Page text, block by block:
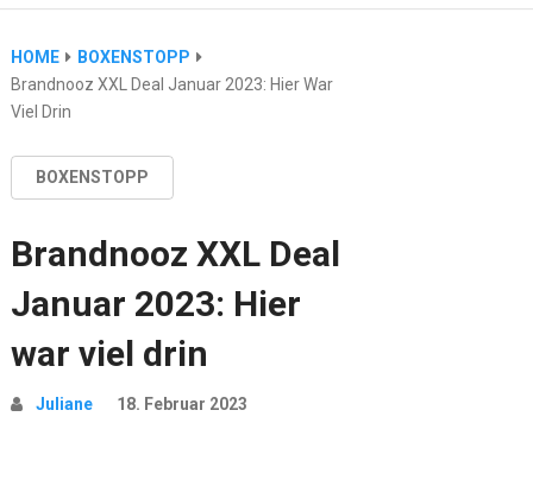
HOME
BOXENSTOPP
Brandnooz XXL Deal Januar 2023: Hier War
Viel Drin
BOXENSTOPP
Brandnooz XXL Deal
Januar 2023: Hier
war viel drin
Juliane 18. Februar 2023